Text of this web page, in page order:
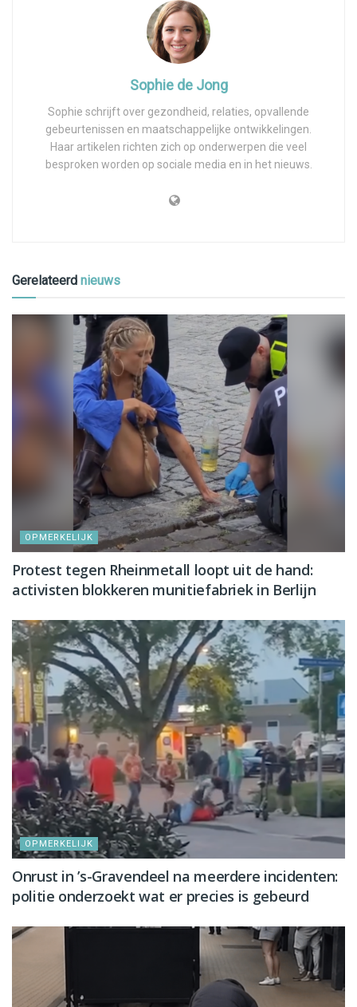
Sophie de Jong
Sophie schrijft over gezondheid, relaties, opvallende
gebeurtenissen en maatschappelijke ontwikkelingen.
Haar artikelen richten zich op onderwerpen die veel
besproken worden op sociale media en in het nieuws.
Gerelateerd nieuws
OPMERKELIJK
Protest tegen Rheinmetall loopt uit de hand:
activisten blokkeren munitiefabriek in Berlijn
OPMERKELIJK
Onrust in ’s-Gravendeel na meerdere incidenten:
politie onderzoekt wat er precies is gebeurd